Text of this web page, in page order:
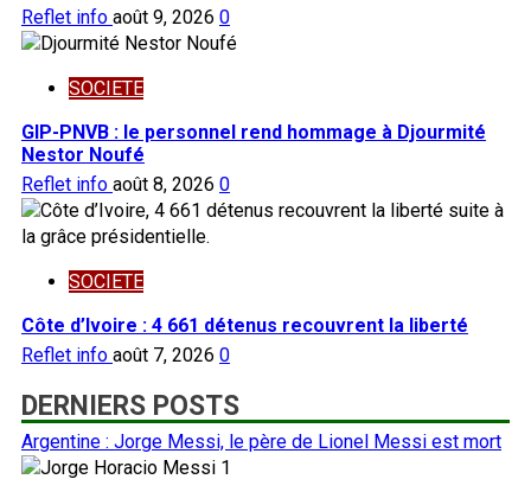
Reflet info août 9, 2026 0
SOCIETE
GIP-PNVB : le personnel rend hommage à Djourmité
Nestor Noufé
Reflet info août 8, 2026 0
SOCIETE
Côte d’Ivoire : 4 661 détenus recouvrent la liberté
Reflet info août 7, 2026 0
DERNIERS POSTS
Argentine : Jorge Messi, le père de Lionel Messi est mort
1